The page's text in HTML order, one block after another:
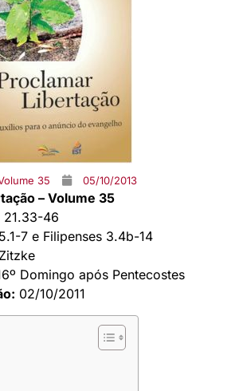
35 05/10/2013
– Volume 35
21.33-46
7 e Filipenses 3.4b-14
Domingo após Pentecostes
02/10/2011